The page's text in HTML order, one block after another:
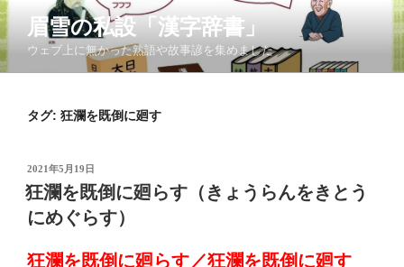
コ
ン
テ
ン
眉雪の私設「漢字辞書」
ウェブ上に無かった熟語や故事諺を集めました
タグ: 狂瀾を既倒に廻す
投
稿
日:
2021年5月19日
狂瀾を既倒に廻らす（きょうらんをきとう
にめぐらす）
狂瀾を既倒に廻らす／狂瀾を既倒に廻す